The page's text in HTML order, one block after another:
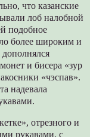
что казанские
лоб налобной
подобное
более широким и
и бисера «зур
«чэспав».
надевала
отрезного и
рукавами, с